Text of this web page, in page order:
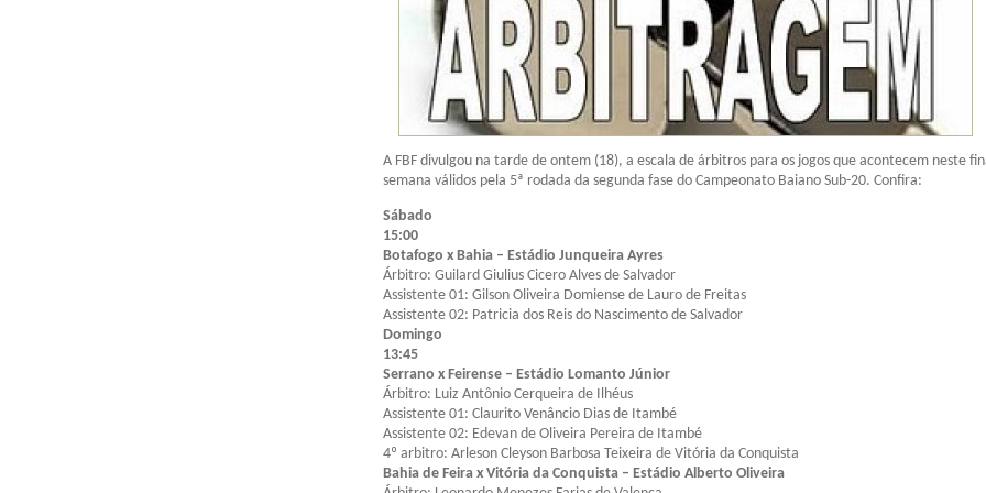
A FBF divulgou na tarde de ontem (18), a escala de árbitros para os jogos que acontecem neste
semana válidos pela 5ª rodada da segunda fase do Campeonato Baiano Sub-20. Confira:
Sábado
15:00
Botafogo x Bahia – Estádio Junqueira Ayres
Árbitro: Guilard Giulius Cicero Alves de Salvador
Assistente 01: Gilson Oliveira Domiense de Lauro de Freitas
Assistente 02: Patricia dos Reis do Nascimento de Salvador
Domingo
13:45
Serrano x Feirense – Estádio Lomanto Júnior
Árbitro: Luiz Antônio Cerqueira de Ilhéus
Assistente 01: Claurito Venâncio Dias de Itambé
Assistente 02: Edevan de Oliveira Pereira de Itambé
4º arbitro: Arleson Cleyson Barbosa Teixeira de Vitória da Conquista
Bahia de Feira x Vitória da Conquista – Estádio Alberto Oliveira